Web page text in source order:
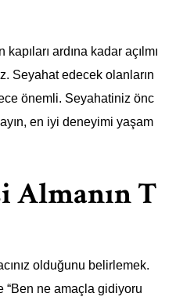
ardına kadar açılmı
Seyahat edecek olanların
önemli. Seyahatiniz önc
en iyi deneyimi yaşam
Almanın T
olduğunu belirlemek.
“Ben ne amaçla gidiyoru